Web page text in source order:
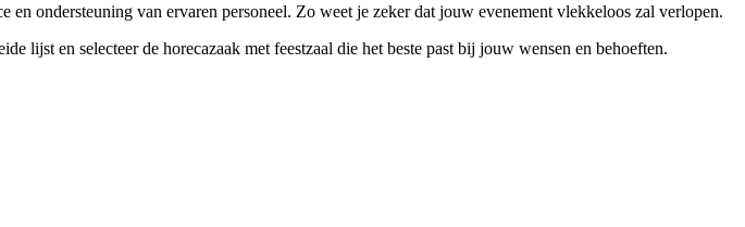
en ondersteuning van ervaren personeel. Zo weet je zeker dat jouw evenement vlekkeloos zal verlopen.
lijst en selecteer de horecazaak met feestzaal die het beste past bij jouw wensen en behoeften.